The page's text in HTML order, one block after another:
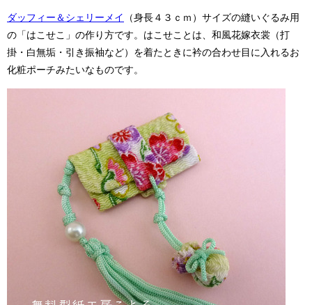
ダッフィー＆シェリーメイ
（身長４３ｃｍ）サイズの縫いぐるみ用
の「はこせこ」の作り方です。はこせことは、和風花嫁衣裳（打
掛・白無垢・引き振袖など）を着たときに衿の合わせ目に入れるお
化粧ポーチみたいなものです。